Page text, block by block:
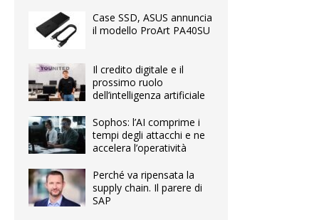
Case SSD, ASUS annuncia
il modello ProArt PA40SU
Il credito digitale e il
prossimo ruolo
dell’intelligenza artificiale
Sophos: l’AI comprime i
tempi degli attacchi e ne
accelera l’operatività
Perché va ripensata la
supply chain. Il parere di
SAP